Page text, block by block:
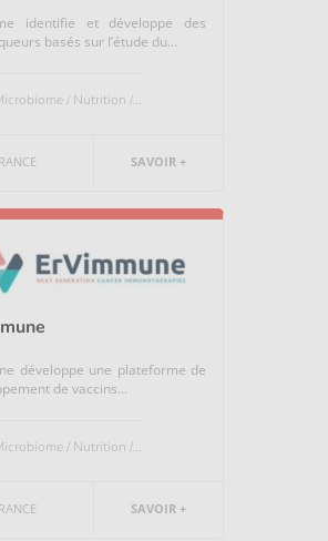
identifie et développe des
basés sur l’étude du...
/ Nutrition /...
SAVOIR +
développe une plateforme de
de vaccins...
/ Nutrition /...
SAVOIR +